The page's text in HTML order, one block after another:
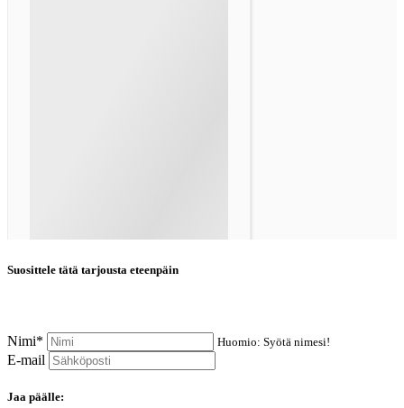
Suosittele tätä tarjousta eteenpäin
Nimi* Huomio: Syötä nimesi!
E-mail
Jaa päälle: